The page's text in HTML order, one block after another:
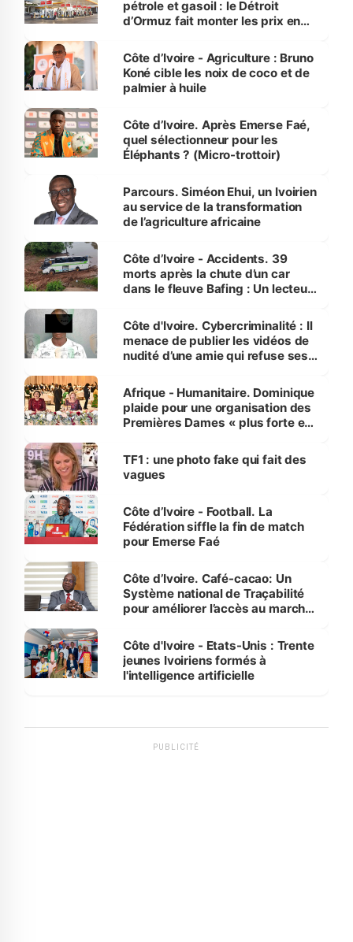
pétrole et gasoil : le Détroit
d’Ormuz fait monter les prix en
Côte d’Ivoire - Agriculture : Bruno
Koné cible les noix de coco et de
palmier à huile
Côte d’Ivoire. Après Emerse Faé,
quel sélectionneur pour les
Éléphants ? (Micro-trottoir)
Parcours. Siméon Ehui, un Ivoirien
au service de la transformation
de l’agriculture africaine
Côte d’Ivoire - Accidents. 39
morts après la chute d’un car
dans le fleuve Bafing : Un lecteur
des Transports
Côte d'Ivoire. Cybercriminalité : Il
menace de publier les vidéos de
nudité d’une amie qui refuse ses
Afrique - Humanitaire. Dominique
plaide pour une organisation des
Premières Dames « plus forte et
sur la scène internationale »
TF1 : une photo fake qui fait des
vagues
Côte d’Ivoire - Football. La
Fédération siffle la fin de match
pour Emerse Faé
Côte d’Ivoire. Café-cacao: Un
Système national de Traçabilité
pour améliorer l’accès au marché
Côte d'Ivoire - Etats-Unis : Trente
jeunes Ivoiriens formés à
l'intelligence artificielle
PUBLICITÉ